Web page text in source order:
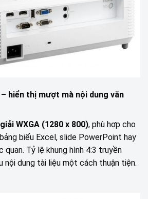
hiển thị mượt mà nội dung văn
WXGA (1280 x 800), phù hợp cho
biểu Excel, slide PowerPoint hay
Tỷ lệ khung hình 4:3 truyền
nội dung tài liệu một cách thuận tiện.